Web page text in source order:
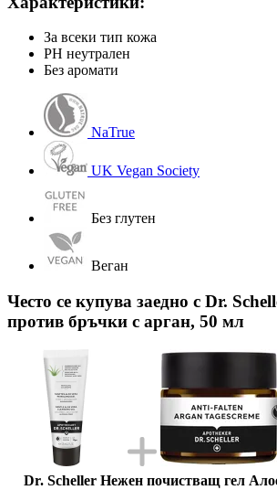
За всеки тип кожа
PH неутрален
Без аромати
NaTrue
UK Vegan Society
Без глутен
Веган
Често се купува заедно с Dr.
против бръчки с арган, 50 мл
Dr. Scheller Нежен почистващ гел